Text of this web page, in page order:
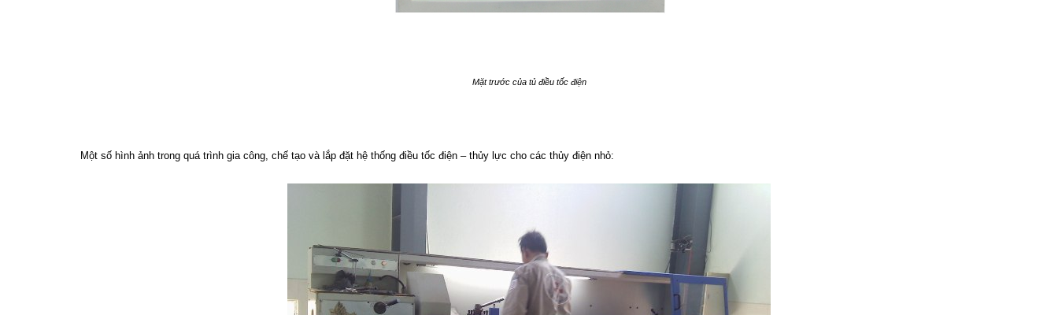
Mặt trước của tủ điều tốc điện
Một số hình ảnh trong quá trình gia công, chế tạo và lắp đặt hệ thống điều tốc điện – thủy lực cho các thủy điện nhỏ: